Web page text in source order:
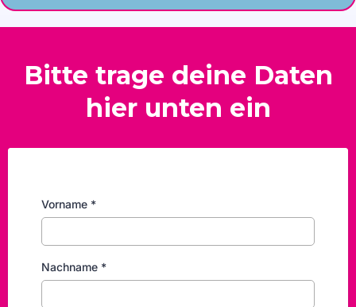
Bitte trage deine Daten
hier unten ein
Vorname *
Nachname *